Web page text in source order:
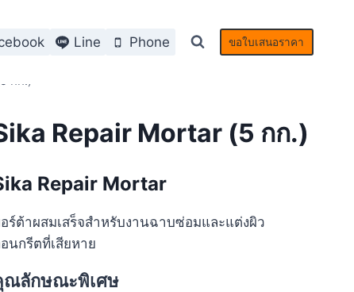
Line Phone ขอใบเสนอราคา
Repair Mortar (5 กก.)
Repair Mortar
ร์ต้าผสมเสร็จสำหรับงานฉาบซ่อมและแต่งผิว
นกรีตที่เสียหาย
ณลักษณะพิเศษ